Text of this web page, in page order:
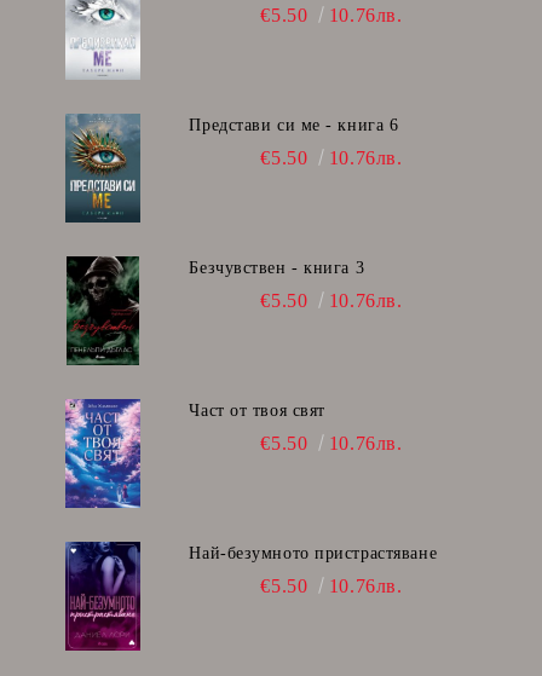
€5.50 10.76лв.
Представи си ме - книга 6
€5.50 10.76лв.
Безчувствен - книга 3
€5.50 10.76лв.
Част от твоя свят
€5.50 10.76лв.
Най-безумното пристрастяване
€5.50 10.76лв.